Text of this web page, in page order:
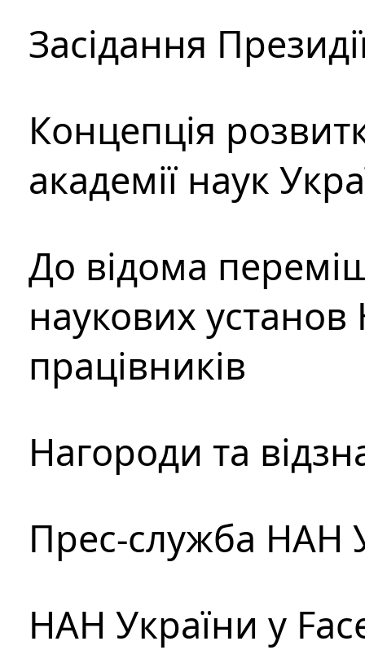
Засідання
Концепція
академії наук
До відома
наукових установ
працівників
Нагороди та
Прес-служба НАН
НАН України у